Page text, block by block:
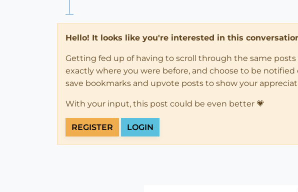
Hello! It looks like you're interested in this
Getting fed up of having to scroll through the same
exactly where you were before, and choose to be
save bookmarks and upvote posts to show your
With your input, this post could be even better 💗
REGISTER LOGIN